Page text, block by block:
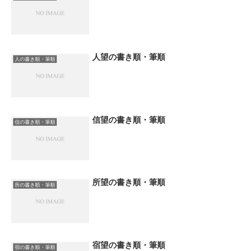
人の書き順・筆順 人望の書き順・筆順
信の書き順・筆順 信望の書き順・筆順
所の書き順・筆順 所望の書き順・筆順
宿の書き順・筆順 宿望の書き順・筆順